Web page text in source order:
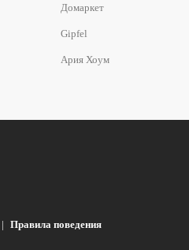
Домаркет
Gipfel
Ария Хоум
Правила поведения